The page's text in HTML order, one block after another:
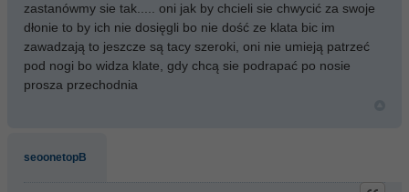
zastanówmy sie tak..... oni jak by chcieli sie chwycić za swoje
dłonie to by ich nie dosięgli bo nie dość ze klata bic im
zawadzają to jeszcze są tacy szeroki, oni nie umieją patrzeć
pod nogi bo widza klate, gdy chcą sie podrapać po nosie
prosza przechodnia
seoonetopB